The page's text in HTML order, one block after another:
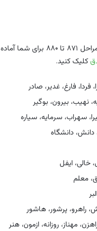
به مسیر خود در بازی فندق با قدرت ادامه دهید. در این راهنما، پاسخ‌های دقیق و سریع مراحل ۸۷۱ تا ۸۸۰ برای شما آماده
کلیک کنید.
فارغ، غدیر، صادر
نهیب، بیرون، بوگیر
سهراب، سرمایه، سیاره
دانش، دانشگاه
خالی، ایفل
معلم
راهرو، پرشور، هاشور
مهناز، روزانه، ازمون، هنر